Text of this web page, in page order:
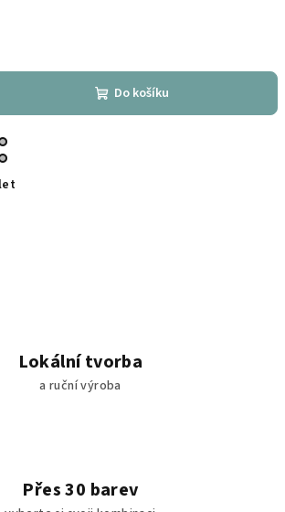
Do košíku
Lokální tvorba
a ruční výroba
Přes 30 barev